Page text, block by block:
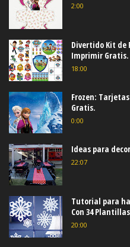
2:00
Divertido Kit de
Imprimir Gratis.
18:00
Frozen:
Gratis.
0:00
Ideas para
22:07
Tutorial para
Con 34
20:00